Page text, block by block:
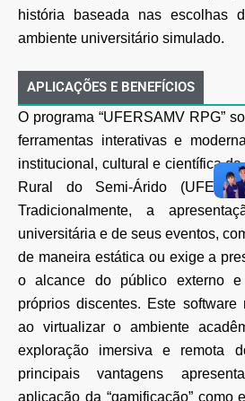
história
baseada nas escolhas
ambiente universitário simulado.
APLICAÇÕES E BENEFÍCIOS
O programa “UFERSAMV RPG”
ferramentas interativas e
institucional, cultural e científica
Rural do Semi-Árido
Tradicionalmente, a
universitária e de seus eventos,
de maneira estática ou exige a
o alcance do
público externo
próprios discentes. Este software
ao virtualizar o ambiente
exploração imersiva e remota
principais vantagens
aplicação da “gamificação” como